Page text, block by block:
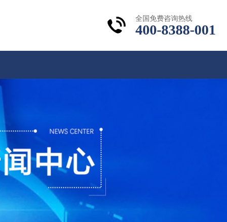
全国免费咨询热线
400-8388-001